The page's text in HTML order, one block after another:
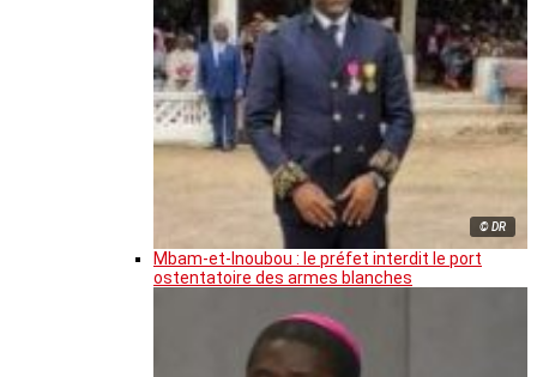
© DR
Mbam-et-Inoubou : le préfet interdit le port
ostentatoire des armes blanches